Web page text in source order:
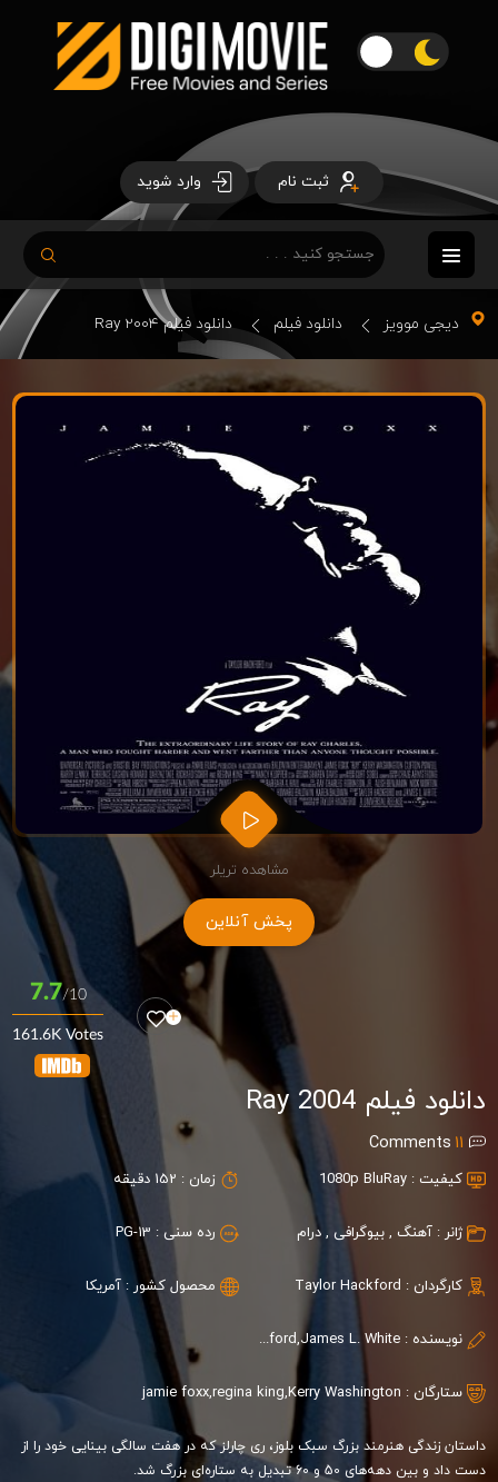
ثبت نام وارد شوید
دیجی موویز دانلود فیلم دانلود فیلم Ray 2004
مشاهده تریلر
پخش آنلاین
7.7/10
161.6K Votes
دانلود فیلم Ray 2004
11
Comments
کیفیت : 1080p BluRay زمان : 152 دقیقه
ژانر : آهنگ ,بیوگرافی ,درام رده سنی : PG-13
کارگردان : Taylor Hackford محصول کشور : آمریکا
نویسنده : Taylor Hackford,James L. White
ستارگان : jamie foxx,regina king,Kerry Washington
داستان زندگی هنرمند بزرگ سبک بلوز، ری چارلز که در هفت سالگی بینایی خود را از
دست داد و بین دهه‌های 50 و 60 تبدیل به ستاره‌ای بزرگ شد.